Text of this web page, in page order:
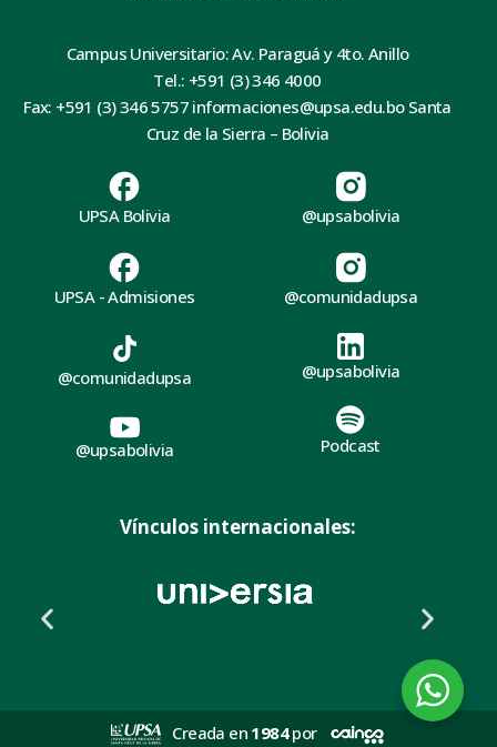
Campus Universitario: Av. Paraguá y 4to. Anillo
Tel.: +591 (3) 346 4000
Fax: +591 (3) 346 5757 informaciones@upsa.edu.bo Santa
Cruz de la Sierra – Bolivia
UPSA Bolivia
UPSA - Admisiones
@upsabolivia
@comunidadupsa
@comunidadupsa
@upsabolivia
@upsabolivia
Podcast
Vínculos internacionales:
Creada en 1984por